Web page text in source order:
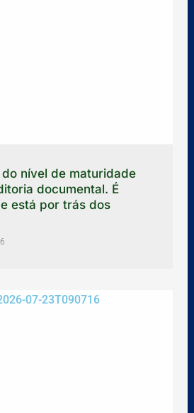
do nível de maturidade
documental. É
está por trás dos